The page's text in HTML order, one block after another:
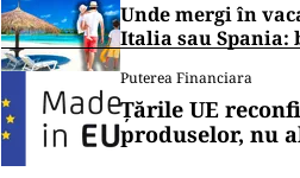
Un motiv ar putea fi că
Marea Britanie, Olanda,
Citește mai departe pe